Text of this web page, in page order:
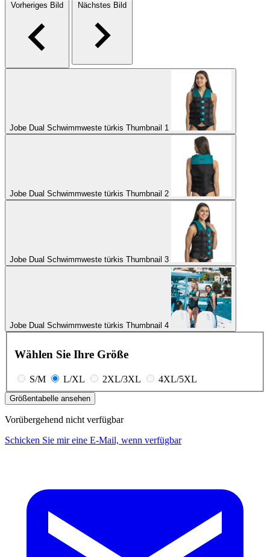
Vorheriges Bild Nächstes Bild
Jobe Dual Schwimmweste türkis Thumbnail 1
Jobe Dual Schwimmweste türkis Thumbnail 2
Jobe Dual Schwimmweste türkis Thumbnail 3
Jobe Dual Schwimmweste türkis Thumbnail 4
Wählen Sie Ihre Größe
S/M L/XL 2XL/3XL 4XL/5XL
Größentabelle ansehen
Vorübergehend nicht verfügbar
Schicken Sie mir eine E-Mail, wenn verfügbar